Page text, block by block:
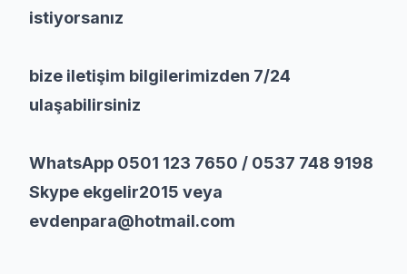
istiyorsanız
bize iletişim bilgilerimizden 7/24
ulaşabilirsiniz
WhatsApp 0501 123 7650 / 0537 748 9198
Skype ekgelir2015 veya
evdenpara@hotmail.com